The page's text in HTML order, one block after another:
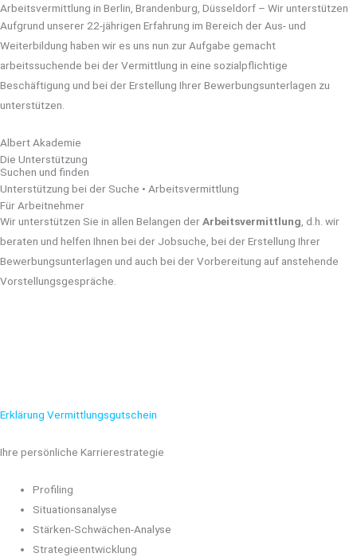
Arbeitsvermittlung in Berlin, Brandenburg, Düsseldorf – Wir unterstützen
Aufgrund unserer 22-jährigen Erfahrung im Bereich der Aus- und
Weiterbildung haben wir es uns nun zur Aufgabe gemacht
arbeitssuchende bei der Vermittlung in eine sozialpflichtige
Beschäftigung und bei der Erstellung Ihrer Bewerbungsunterlagen zu
unterstützen.
Albert Akademie
Die Unterstützung
Suchen und finden
Unterstützung bei der Suche • Arbeitsvermittlung
Für Arbeitnehmer
Wir unterstützen Sie in allen Belangen derArbeitsvermittlung , d.h. wir
beraten und helfen Ihnen bei der Jobsuche, bei der Erstellung Ihrer
Bewerbungsunterlagen und auch bei der Vorbereitung auf anstehende
Vorstellungsgespräche.
Erklärung Vermittlungsgutschein
Ihre persönliche Karrierestrategie
Profiling
Situationsanalyse
Stärken-Schwächen-Analyse
Strategieentwicklung